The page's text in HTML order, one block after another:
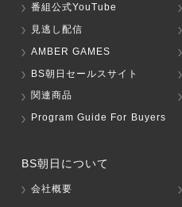
番組公式YouTube
見逃し配信
AMBER GAMES
BS朝日セールスサイト
関連商品
Program Guide For Buyers
BS朝日について
会社概要